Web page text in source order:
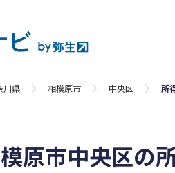
川県 相模原市 中央区 所
原市中央区の